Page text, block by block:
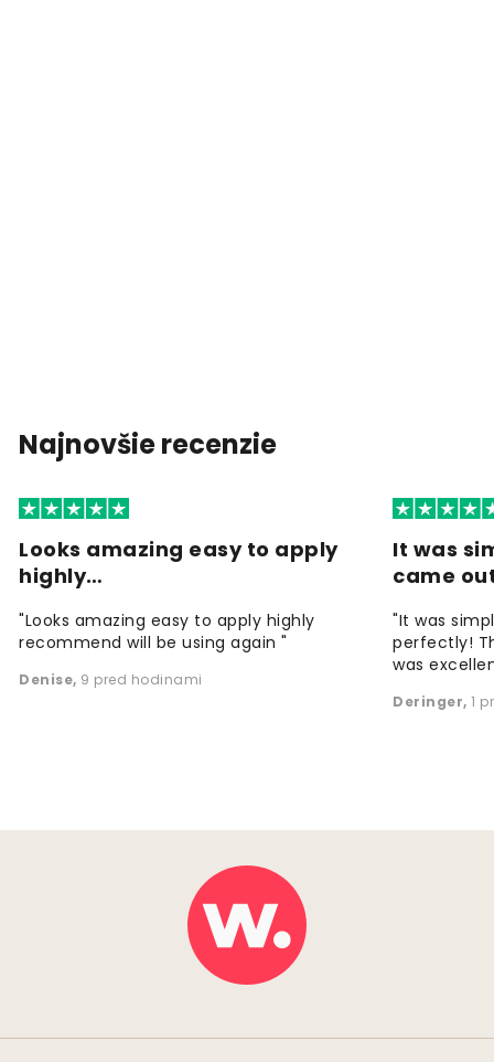
Najnovšie recenzie
Looks amazing easy to apply
highly…
"Looks amazing easy to apply highly
recommend will be using again "
Denise, 9 pred hodinami
It was
came
"It was
perfectly!
was
Deringer, 1